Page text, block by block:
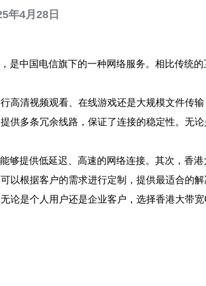
年4月28日
中国电信旗下的一种网络服务。相比传统
清视频观看、在线游戏还是大规模文件传输
多条冗余线路，保证了连接的稳定性。无
提供低延迟、高速的网络连接。其次，香
根据客户的需求进行定制，提供最适合的解
是个人用户还是企业客户，选择香港大带